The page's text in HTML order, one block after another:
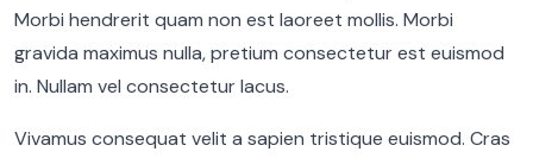
Morbi hendrerit quam non est laoreet mollis. Morbi
gravida maximus nulla, pretium consectetur est euismod
in. Nullam vel consectetur lacus.
Vivamus consequat velit a sapien tristique euismod. Cras